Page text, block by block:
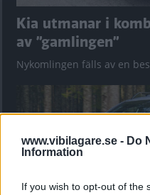
www.vibilagare.se - Do
Information
If you wish to opt-out of the
Kia utmanar i
av ”gamlingen”
Nykomlingen fälls av en